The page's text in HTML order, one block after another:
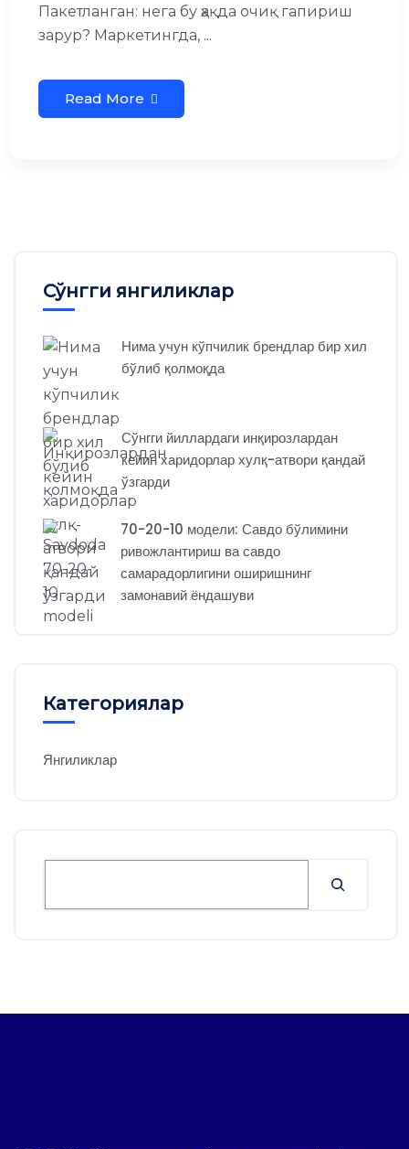
Пакетланган: нега бу ҳақда очиқ гапириш
зарур? Маркетингда, ...
Read More
Сўнгги янгиликлар
Нима учун кўпчилик брендлар бир хил
бўлиб қолмоқда
Сўнгги йиллардаги инқирозлардан
кейин харидорлар хулқ-атвори қандай
ўзгарди
70-20-10 модели: Савдо бўлимини
ривожлантириш ва савдо
самарадорлигини оширишнинг
замонавий ёндашуви
Категориялар
Янгиликлар